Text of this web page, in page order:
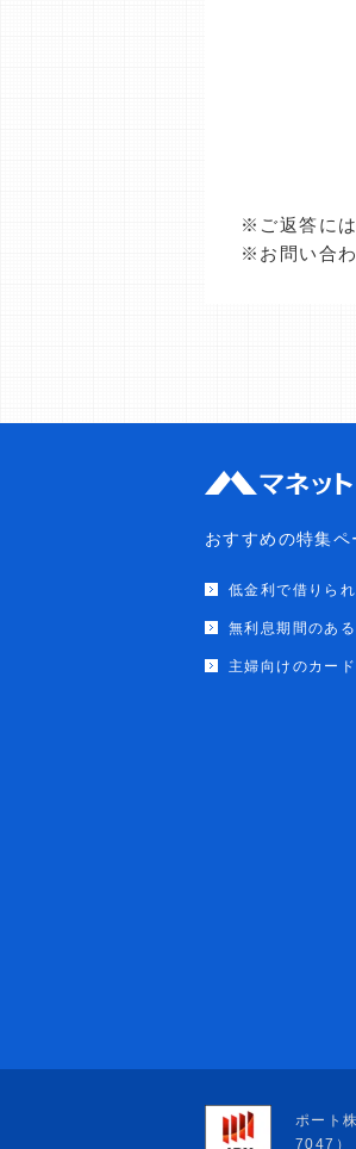
※ご返答には
※お問い合
おすすめの特集ペ
低金利で借りら
無利息期間のあ
主婦向けのカー